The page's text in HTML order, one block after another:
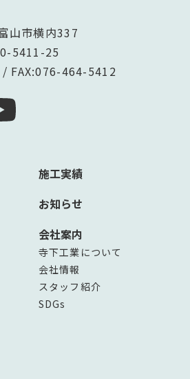
山市横内337
5411-25
/ FAX:076-464-5412
施工実績
お知らせ
会社案内
寺下工業について
会社情報
スタッフ紹介
SDGs